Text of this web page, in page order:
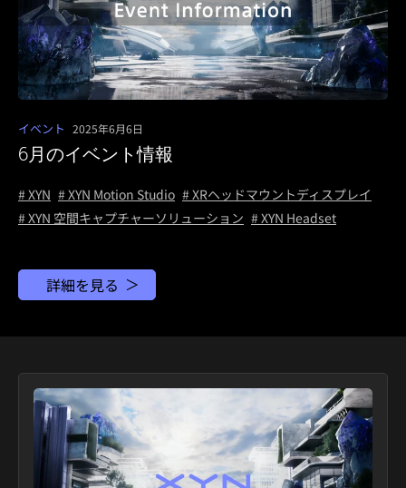
イベント 2025年6月6日
6月のイベント情報
# XYN # XYN Motion Studio # XRヘッドマウントディスプレイ
# XYN 空間キャプチャーソリューション # XYN Headset
詳細を見る